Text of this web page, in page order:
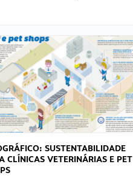
SUSTENTABILIDADE
CLÍNICAS VETERINÁRIAS E PET